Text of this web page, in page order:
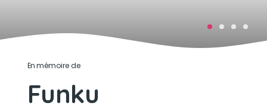
En mémoire de
Funku